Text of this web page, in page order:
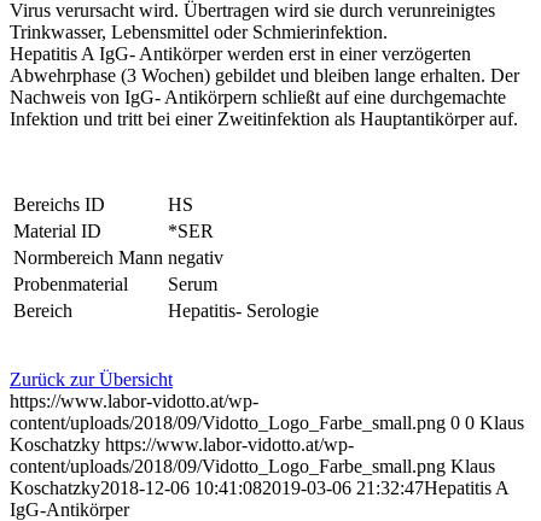
Virus verursacht wird. Übertragen wird sie durch verunreinigtes
Trinkwasser, Lebensmittel oder Schmierinfektion.
Hepatitis A IgG- Antikörper werden erst in einer verzögerten
Abwehrphase (3 Wochen) gebildet und bleiben lange erhalten. Der
Nachweis von IgG- Antikörpern schließt auf eine durchgemachte
Infektion und tritt bei einer Zweitinfektion als Hauptantikörper auf.
Bereichs ID
HS
Material ID
*SER
Normbereich Mann negativ
Probenmaterial
Serum
Bereich
Hepatitis- Serologie
Zurück zur Übersicht
https://www.labor-vidotto.at/wp-
content/uploads/2018/09/Vidotto_Logo_Farbe_small.png 0 0 Klaus
Koschatzky https://www.labor-vidotto.at/wp-
content/uploads/2018/09/Vidotto_Logo_Farbe_small.png Klaus
Koschatzky2018-12-06 10:41:082019-03-06 21:32:47Hepatitis A
IgG-Antikörper